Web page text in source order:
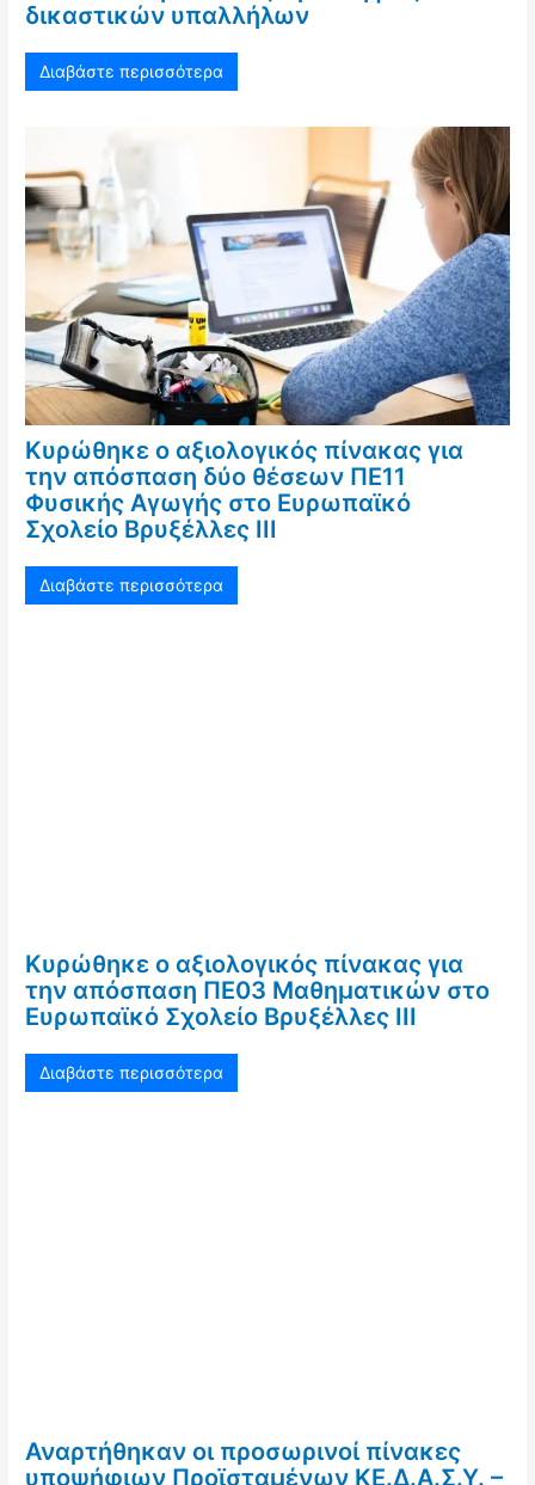
δικαστικών υπαλλήλων
Διαβάστε περισσότερα
Κυρώθηκε ο αξιολογικός πίνακας για
την απόσπαση δύο θέσεων ΠΕ11
Φυσικής Αγωγής στο Ευρωπαϊκό
Σχολείο Βρυξέλλες ΙΙΙ
Διαβάστε περισσότερα
Κυρώθηκε ο αξιολογικός πίνακας για
την απόσπαση ΠΕ03 Μαθηματικών στο
Ευρωπαϊκό Σχολείο Βρυξέλλες ΙΙΙ
Διαβάστε περισσότερα
Αναρτήθηκαν οι προσωρινοί πίνακες
υποψήφιων Προϊσταμένων ΚΕ.Δ.Α.Σ.Υ. –